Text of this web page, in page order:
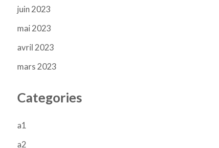
juin 2023
mai 2023
avril 2023
mars 2023
Categories
a1
a2